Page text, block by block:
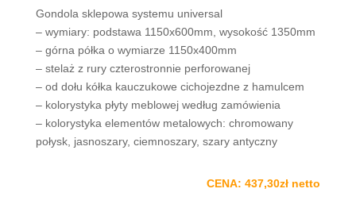
Gondola sklepowa systemu universal
– wymiary: podstawa 1150x600mm, wysokość 1350mm
– górna półka o wymiarze 1150x400mm
– stelaż z rury czterostronnie perforowanej
– od dołu kółka kauczukowe cichojezdne z hamulcem
– kolorystyka płyty meblowej według zamówienia
– kolorystyka elementów metalowych: chromowany
połysk, jasnoszary, ciemnoszary, szary antyczny
CENA: 437,30zł netto